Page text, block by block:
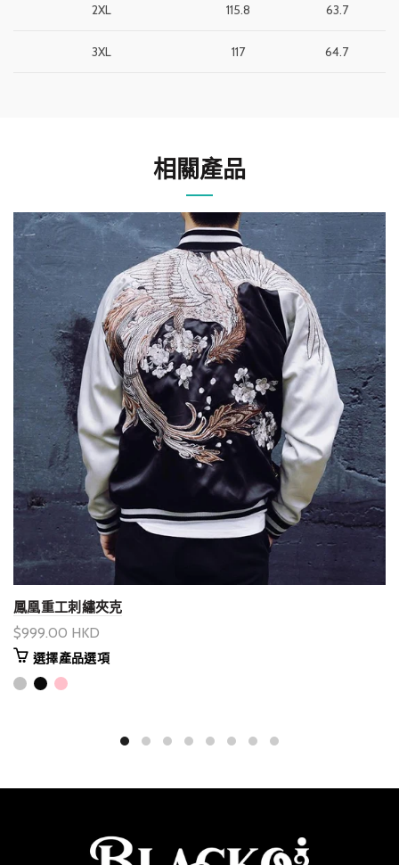
2XL 115.8 63.7
3XL 117 64.7
相關產品
鳳凰重工刺繡夾克
$999.00 HKD
選擇產品選項